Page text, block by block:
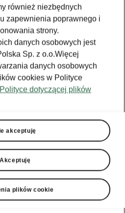
również niezbędnych
zapewnienia poprawnego i
strony.
danych osobowych jest
Sp. z o.o.Więcej
danych osobowych
cookies w Polityce
Polityce dotyczącej plików
akceptuję
Akceptuję
plików cookie